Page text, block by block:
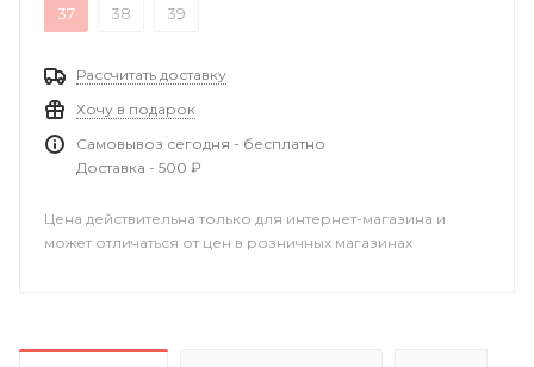
37 38 39
Рассчитать доставку
Хочу в подарок
Самовывоз сегодня - бесплатно
Доставка - 500 ₽
Цена действительна только для интернет-магазина и
может отличаться от цен в розничных магазинах